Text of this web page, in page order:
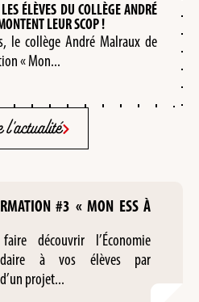
ÉLÈVES DU COLLÈGE ANDRÉ
LEUR SCOP !
le collège André Malraux de
« Mon...
#3 « MON ESS À
découvrir l’Économie
à vos élèves par
projet...